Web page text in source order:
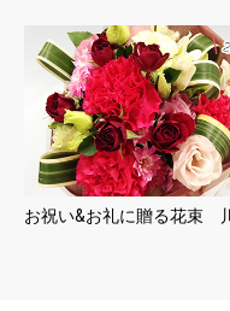
た。
2023/04/28 お客様
ご注文をいただき、
送いたしました。
2023/04/24 お客様
いただき、川崎区東
2023/04/20 お客様
注文をいただき、川
いたしました。
2023/04/18 お客様か
お祝い&お礼に贈る花束